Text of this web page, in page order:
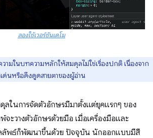
ลองใช้เวอร์ชันเดโม
วามในบทความหลักให้สมดุลไม่ใช่เรื่องปกติ เนื่องจาก
ด่นหรือดึงดูดสายตาของผู้อ่าน
ลในการจัดตัวอักษรมีมาตั้งแต่ยุคแรกๆ ของ
จะวางตัวอักษรด้วยมือ เมื่อเครื่องมือและ
พธ์ก็พัฒนาขึ้นด้วย ปัจจุบัน นักออกแบบมีสี